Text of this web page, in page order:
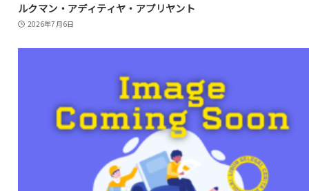
ルクマン・アディティヤ・アプリヤント
2026年7月6日